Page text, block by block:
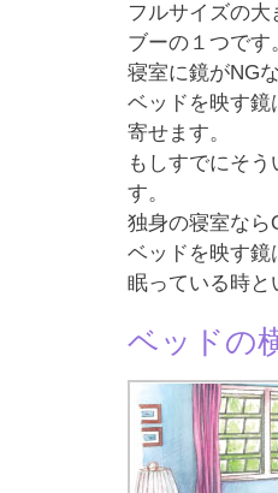
フルサイズの
ブーの１つです
寝室に鏡がNG
ベッドを映す鏡
寄せます。
もしすでにそ
す。
独身の寝室なら
ベッドを映す鏡
眠っている時と
ベッドの